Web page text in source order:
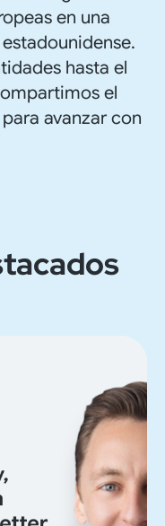
en una
hasta el
el
avanzar con